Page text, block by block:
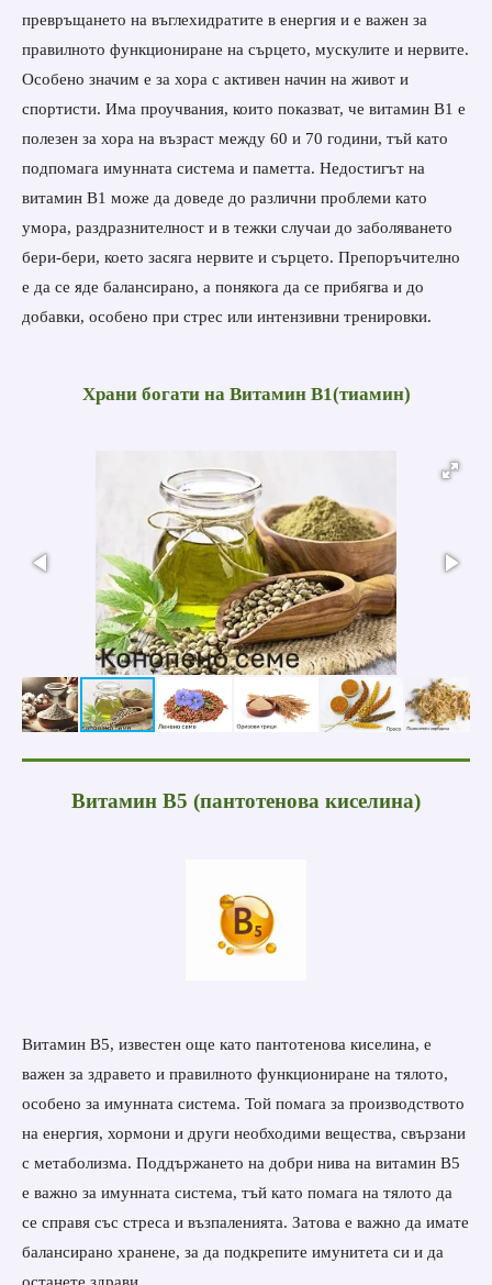
превръщането на въглехидратите в енергия и е важен за
правилното функциониране на сърцето, мускулите и нервите.
Особено значим е за хора с активен начин на живот и
спортисти. Има проучвания, които показват, че витамин B1 е
полезен за хора на възраст между 60 и 70 години, тъй като
подпомага имунната система и паметта. Недостигът на
витамин B1 може да доведе до различни проблеми като
умора, раздразнителност и в тежки случаи до заболяването
бери-бери, което засяга нервите и сърцето. Препоръчително
е да се яде балансирано, а понякога да се прибягва и до
добавки, особено при стрес или интензивни тренировки.
Храни богати на Витамин B1(тиамин)
Витамин В5 (пантотенова киселина)
Витамин В5, известен още като пантотенова киселина, е
важен за здравето и правилното функциониране на тялото,
особено за имунната система. Той помага за производството
на енергия, хормони и други необходими вещества, свързани
с метаболизма. Поддържането на добри нива на витамин В5
е важно за имунната система, тъй като помага на тялото да
се справя със стреса и възпаленията. Затова е важно да имате
балансирано хранене, за да подкрепите имунитета си и да
останете здрави.